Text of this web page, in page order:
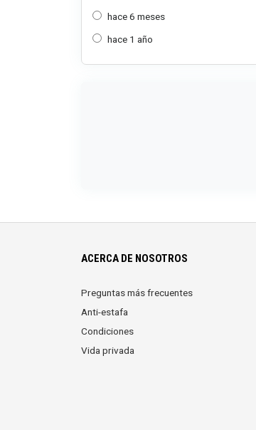
hace 6 meses
hace 1 año
ACERCA DE NOSOTROS
Preguntas más frecuentes
Anti-estafa
Condiciones
Vida privada